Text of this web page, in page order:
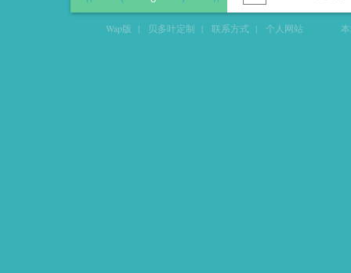
Wap版 | 贝多叶定制 | 联系方式 | 个人网站 本站